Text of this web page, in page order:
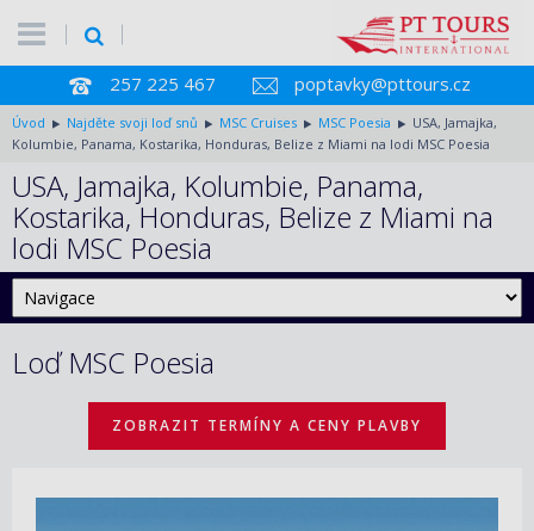
257 225 467 poptavky@pttours.cz
Úvod Najděte svoji loď snů MSC Cruises MSC Poesia
USA, Jamajka,
Kolumbie, Panama, Kostarika, Honduras, Belize z Miami na lodi MSC Poesia
USA, Jamajka, Kolumbie, Panama,
Kostarika, Honduras, Belize z Miami na
lodi MSC Poesia
Loď MSC Poesia
ZOBRAZIT TERMÍNY A CENY PLAVBY